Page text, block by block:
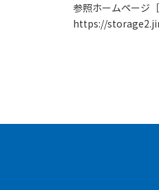
参照ホームページ［
https://